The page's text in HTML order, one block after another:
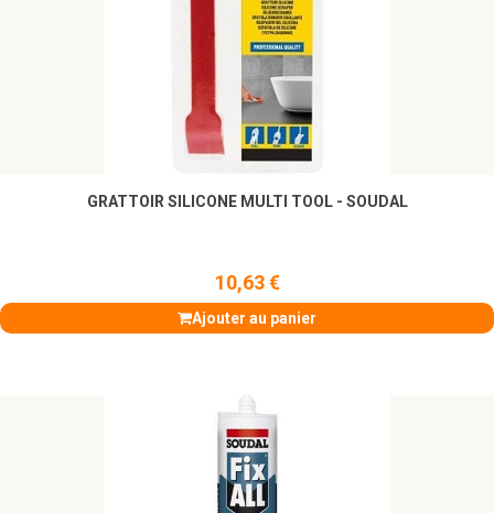
GRATTOIR SILICONE MULTI TOOL - SOUDAL
10,63 €
Ajouter au panier